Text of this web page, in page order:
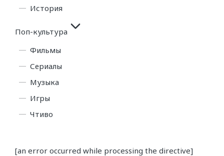
История
Поп-культура
Фильмы
Сериалы
Музыка
Игры
Чтиво
[an error occurred while processing the directive]